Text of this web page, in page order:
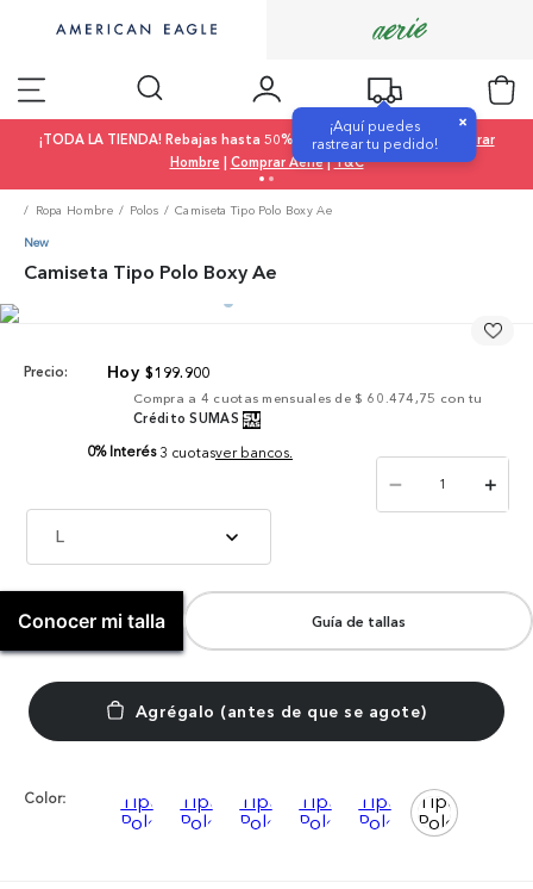
¡Aquí puedes
rastrear tu pedido!
×
¡TODA LA TIENDA! Rebajas hasta 50% OFF |Comprar Mujer|
Comprar
Hombre | Comprar Aerie|T&C
Ropa Hombre Polos Camiseta Tipo Polo Boxy Ae
New
Camiseta Tipo Polo Boxy Ae
Precio: $199. 900
Compra a 4 cuotas mensuales de $ 60.474,75 con tu
Crédito SUMAS
0% Interés 3 cuotasver bancos.
L
＋
－
Conocer mi talla Guía de tallas
Color: